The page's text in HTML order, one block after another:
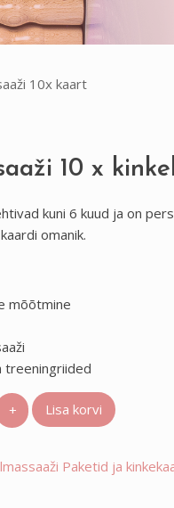
10x kaart
10 x
kuni 6 kuud ja on
omanik.
mõõtmine
treeningriided
Lisa korvi
Paketid ja